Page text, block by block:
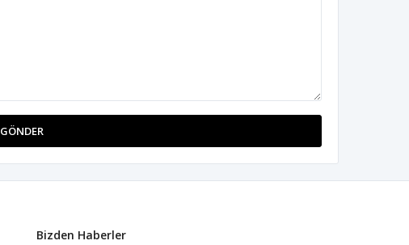
GÖNDER
Bizden Haberler